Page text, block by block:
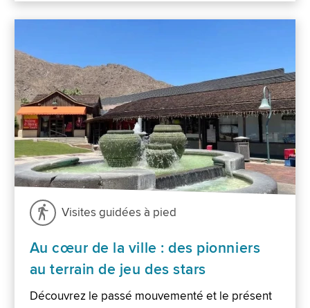
Visites guidées à pied
Au cœur de la ville : des pionniers
au terrain de jeu des stars
Découvrez le passé mouvementé et le présent